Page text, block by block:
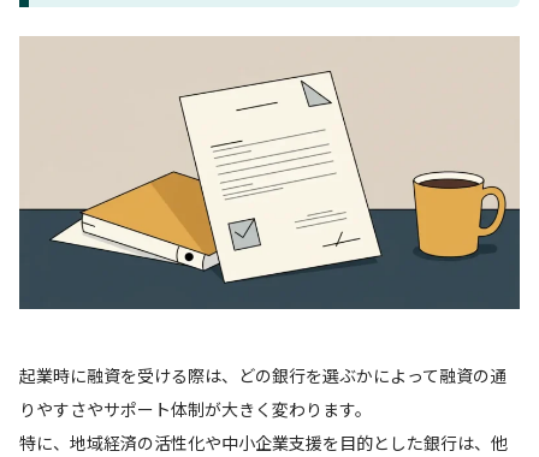
起業時に融資を受ける際は、どの銀行を選ぶかによって融資の通
りやすさやサポート体制が大きく変わります。
特に、地域経済の活性化や中小企業支援を目的とした銀行は、他